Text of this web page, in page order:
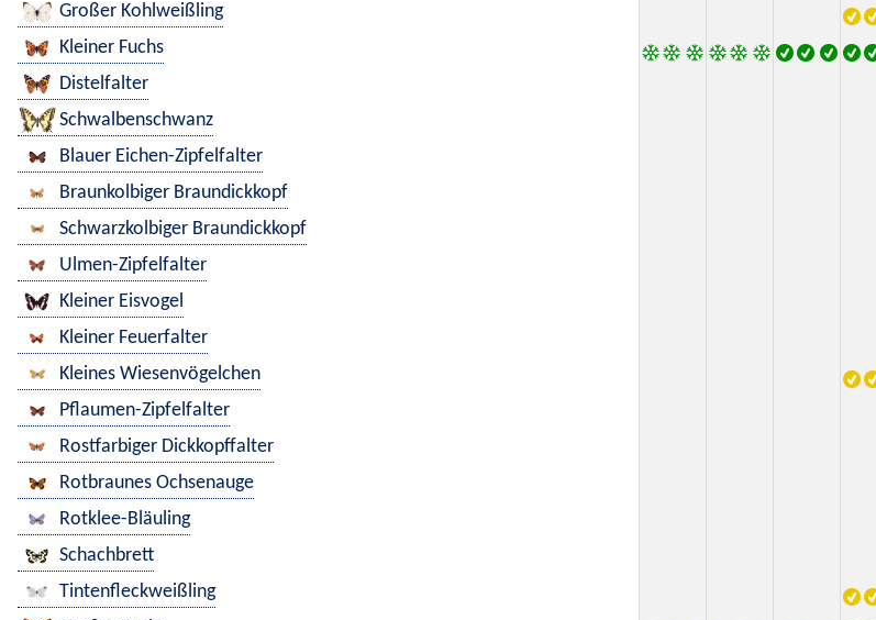
Großer Kohlweißling
Kleiner Fuchs
Distelfalter
Schwalbenschwanz
Blauer Eichen-Zipfelfalter
Braunkolbiger Braundickkopf
Schwarzkolbiger Braundickkopf
Ulmen-Zipfelfalter
Kleiner Eisvogel
Kleiner Feuerfalter
Kleines Wiesenvögelchen
Pflaumen-Zipfelfalter
Rostfarbiger Dickkopffalter
Rotbraunes Ochsenauge
Rotklee-Bläuling
Schachbrett
Tintenfleckweißling